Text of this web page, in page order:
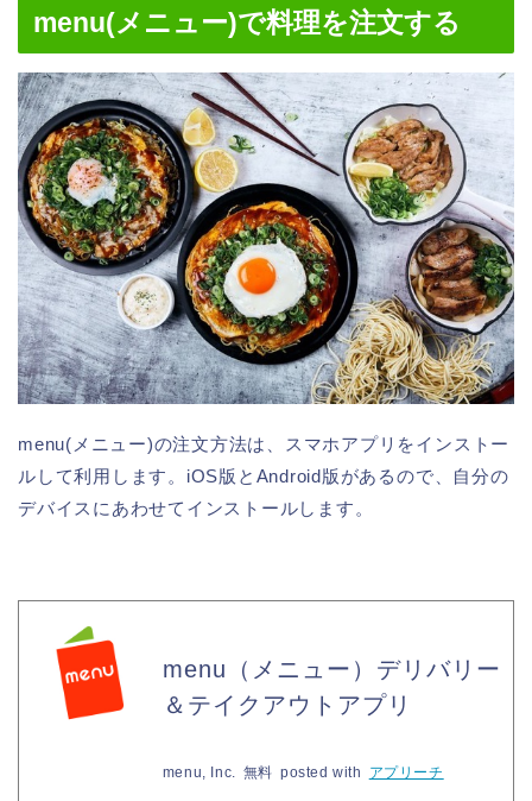
menu(メニュー)で料理を注文する
menu(メニュー)の注文方法は、スマホアプリをインストー
ルして利用します。iOS版とAndroid版があるので、自分の
デバイスにあわせてインストールします。
menu（メニュー）デリバリー
＆テイクアウトアプリ
menu, Inc. 無料 posted with アプリーチ